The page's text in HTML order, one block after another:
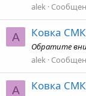
alek
A Ковка
Обратите
alek
A Ковка